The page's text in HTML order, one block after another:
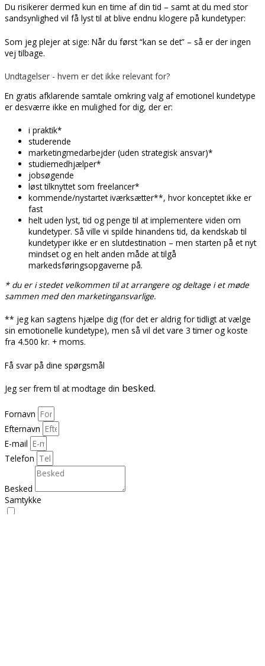
Du risikerer dermed kun en time af din tid – samt at du med stor
sandsynlighed vil få lyst til at blive endnu klogere på kundetyper:
Som jeg plejer at sige: Når du først “kan se det” – så er der ingen
vej tilbage.
Undtagelser - hvem er det ikke relevant for?
En gratis afklarende samtale omkring valg af emotionel kundetype
er desværre ikke en mulighed for dig, der er:
i praktik*
studerende
marketingmedarbejder (uden strategisk ansvar)*
studiemedhjælper*
jobsøgende
løst tilknyttet som freelancer*
kommende/nystartet iværksætter**, hvor konceptet ikke er
fast
helt uden lyst, tid og penge til at implementere viden om
kundetyper. Så ville vi spilde hinandens tid, da kendskab til
kundetyper ikke er en slutdestination – men starten på et nyt
mindset og en helt anden måde at tilgå
markedsføringsopgaverne på.
* du er i stedet velkommen til at arrangere og deltage i et møde
sammen med den marketingansvarlige.
** jeg kan sagtens hjælpe dig (for det er aldrig for tidligt at vælge
sin emotionelle kundetype), men så vil det vare 3 timer og koste
fra 4.500 kr. + moms.
Få svar på dine spørgsmål
Jeg ser frem til at modtage din besked.
Fornavn
Efternavn
E-mail
Telefon
Besked
Samtykke